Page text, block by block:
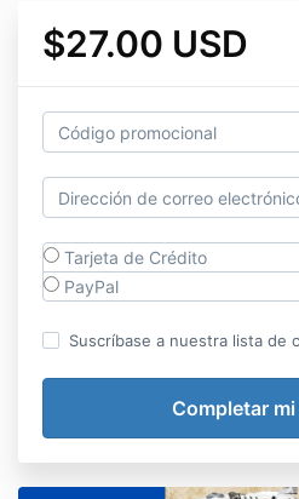
$27.00 USD
Tarjeta de Crédito
PayPal
Suscríbase a nuestra lista de